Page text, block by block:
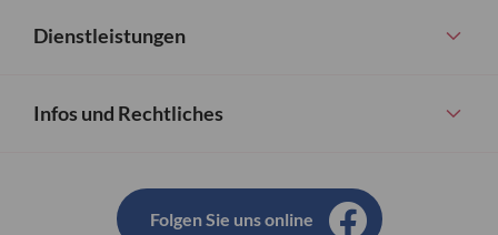
Dienstleistungen
Infos und Rechtliches
Folgen Sie uns online